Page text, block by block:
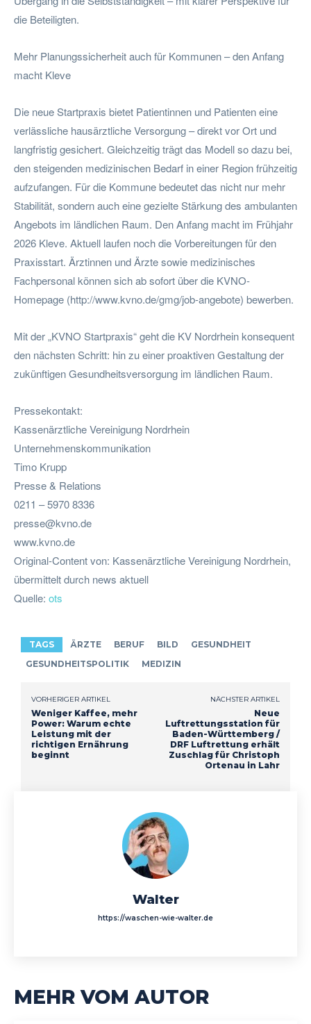
die Beteiligten.
Mehr Planungssicherheit auch für Kommunen – den Anfang
macht Kleve
Die neue Startpraxis bietet Patientinnen und Patienten eine
verlässliche hausärztliche Versorgung – direkt vor Ort und
langfristig gesichert. Gleichzeitig trägt das Modell so dazu bei,
den steigenden medizinischen Bedarf in einer Region frühzeitig
aufzufangen. Für die Kommune bedeutet das nicht nur mehr
Stabilität, sondern auch eine gezielte Stärkung des ambulanten
Angebots im ländlichen Raum. Den Anfang macht im Frühjahr
2026 Kleve. Aktuell laufen noch die Vorbereitungen für den
Praxisstart. Ärztinnen und Ärzte sowie medizinisches
Fachpersonal können sich ab sofort über die KVNO-
Homepage (http://www.kvno.de/gmg/job-angebote) bewerben.
Mit der „KVNO Startpraxis“ geht die KV Nordrhein konsequent
den nächsten Schritt: hin zu einer proaktiven Gestaltung der
zukünftigen Gesundheitsversorgung im ländlichen Raum.
Pressekontakt:
Kassenärztliche Vereinigung Nordrhein
Unternehmenskommunikation
Timo Krupp
Presse & Relations
0211 – 5970 8336
presse@kvno.de
www.kvno.de
Original-Content von: Kassenärztliche Vereinigung Nordrhein,
übermittelt durch news aktuell
Quelle: ots
TAGS ÄRZTE BERUF BILD
GESUNDHEIT
GESUNDHEITSPOLITIK
MEDIZIN
VORHERIGER ARTIKEL
Weniger Kaffee, mehr
Power: Warum echte
Leistung mit der
richtigen Ernährung
beginnt
NÄCHSTER ARTIKEL
Neue
Luftrettungsstation für
Baden-Württemberg /
DRF Luftrettung erhält
Zuschlag für Christoph
Ortenau in Lahr
Walter
https://waschen-wie-walter.de
MEHR VOM AUTOR